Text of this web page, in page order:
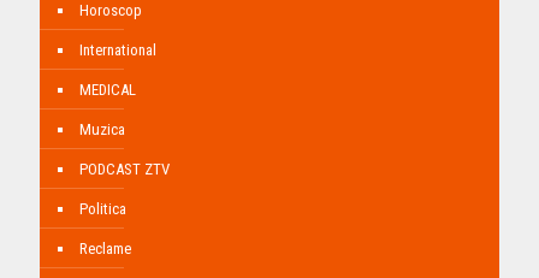
Horoscop
International
MEDICAL
Muzica
PODCAST ZTV
Politica
Reclame